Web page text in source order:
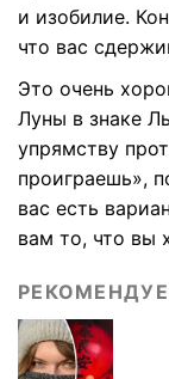
и изобилие.
что вас
Это очень
Луны в знаке
упрямству
проиграешь»,
вас есть
вам то, что вы